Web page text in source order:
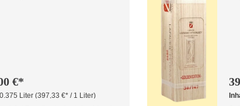
€*
0.375 Liter (397,33 €* / 1 Liter)